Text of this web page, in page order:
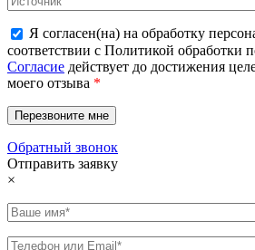
Я согласен(на) на обработку
соответствии с Политикой обработки
Согласие действует до достижения
моего отзыва *
Обратный звонок
Отправить заявку
×